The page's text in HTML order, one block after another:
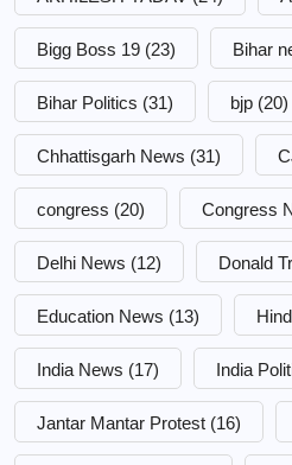
Bigg Boss 19 (23) Bihar
Bihar Politics (31) bjp (20)
Chhattisgarh News (31)
congress (20) Congress
Delhi News (12) Donald
Education News (13)
India News (17) India
Jantar Mantar Protest (16)